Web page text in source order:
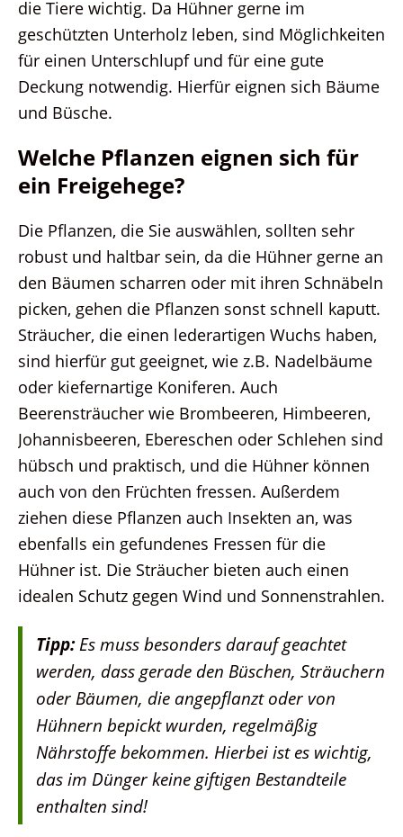
die Tiere wichtig. Da Hühner gerne im
geschützten Unterholz leben, sind Möglichkeiten
für einen Unterschlupf und für eine gute
Deckung notwendig. Hierfür eignen sich Bäume
und Büsche.
Welche Pflanzen eignen sich für
ein Freigehege?
Die Pflanzen, die Sie auswählen, sollten sehr
robust und haltbar sein, da die Hühner gerne an
den Bäumen scharren oder mit ihren Schnäbeln
picken, gehen die Pflanzen sonst schnell kaputt.
Sträucher, die einen lederartigen Wuchs haben,
sind hierfür gut geeignet, wie z.B. Nadelbäume
oder kiefernartige Koniferen. Auch
Beerensträucher wie Brombeeren, Himbeeren,
Johannisbeeren, Ebereschen oder Schlehen sind
hübsch und praktisch, und die Hühner können
auch von den Früchten fressen. Außerdem
ziehen diese Pflanzen auch Insekten an, was
ebenfalls ein gefundenes Fressen für die
Hühner ist. Die Sträucher bieten auch einen
idealen Schutz gegen Wind und Sonnenstrahlen.
Tipp:Es muss besonders darauf geachtet
werden, dass gerade den Büschen, Sträuchern
oder Bäumen, die angepflanzt oder von
Hühnern bepickt wurden, regelmäßig
Nährstoffe bekommen. Hierbei ist es wichtig,
das im Dünger keine giftigen Bestandteile
enthalten sind!